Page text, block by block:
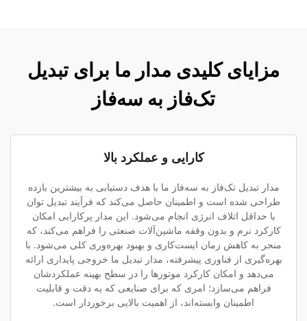
مزایای کلیدی مدار ما برای تبدیل
تک‌فاز به سه‌فاز
کارایی و عملکرد بالا
مدار تبدیل تک‌فاز به سه‌فاز ما با هدف دستیابی به بیشترین بازده
طراحی شده است و اطمینان حاصل می‌کند که فرآیند تبدیل توان
با حداقل اتلاف انرژی انجام می‌شود. این مدار پرکارایی امکان
کارکرد نرم و بدون وقفه ماشین‌آلات صنعتی را فراهم می‌کند، که
منجر به کاهش زمان ایست‌کاری و بهبود بهره‌وری کلی می‌شود. با
بهره‌گیری از فناوری پیشرفته، مدار تبدیل ما خروجی پایداری ارائه
می‌دهد و امکان کارکرد موتورها را در سطح بهینه عملکردشان
فراهم می‌سازد؛ امری که برای صنایعی که به دقت و قابلیت
اطمینان وابسته‌اند، از اهمیت بالایی برخوردار است.